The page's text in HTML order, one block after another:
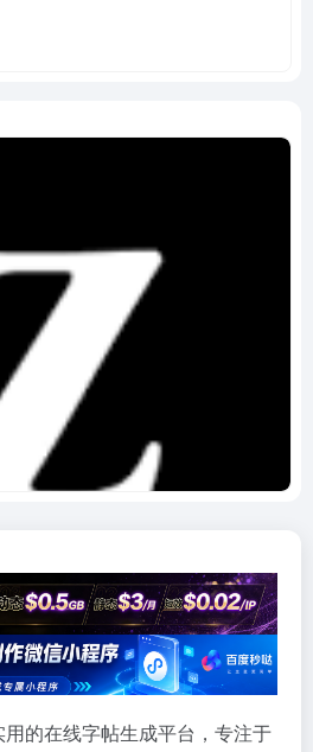
的在线字帖生成平台，专注于